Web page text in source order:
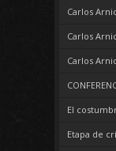
Carlos
Carlos
Carlos
El
Etapa de